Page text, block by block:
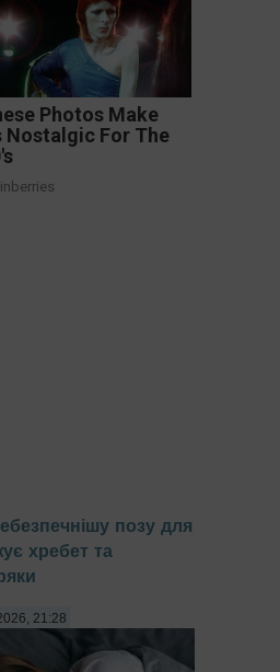
Photos Make
Nostalgic For The
позу для
хребет та
21:28